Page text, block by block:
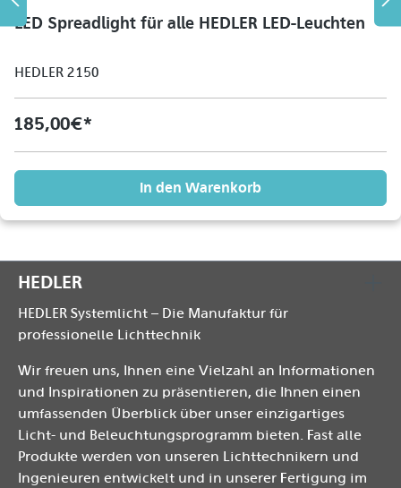
LED Spreadlight für alle HEDLER LED-Leuchten
HEDLER 2150
185,00 €*
In den Warenkorb
HEDLER
HEDLER Systemlicht – Die Manufaktur für
professionelle Lichttechnik
Wir freuen uns, Ihnen eine Vielzahl an Informationen
und Inspirationen zu präsentieren, die Ihnen einen
umfassenden Überblick über unser einzigartiges
Licht- und Beleuchtungsprogramm bieten. Fast alle
Produkte werden von unseren Lichttechnikern und
Ingenieuren entwickelt und in unserer Fertigung im